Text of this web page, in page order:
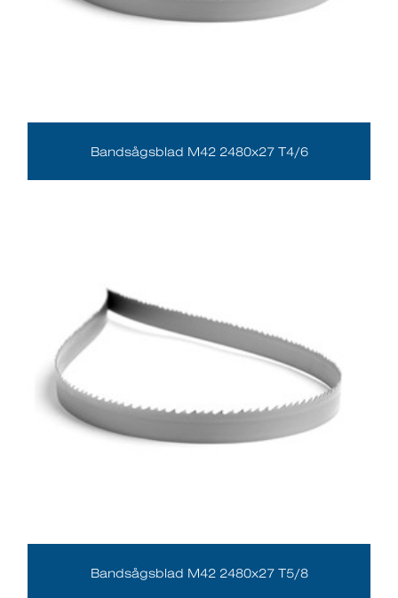
Bandsågsblad M42 2480x27 T4/6
Bandsågsblad M42 2480x27 T5/8